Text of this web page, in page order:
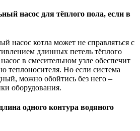
насос для тёплого пола, если в
насос котла может не справляться с
длинных петель тёплого
в смесительном узле обеспечит
теплоносителя. Но если система
можно обойтись без него –
оборудования.
одного контура водяного